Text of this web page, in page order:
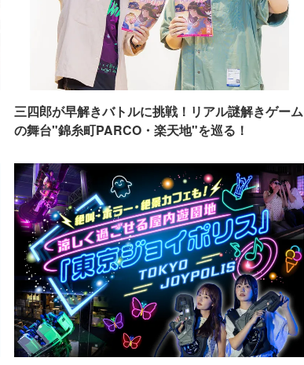
三四郎が早解きバトルに挑戦！リアル謎解きゲーム
の舞台"錦糸町PARCO・楽天地"を巡る！